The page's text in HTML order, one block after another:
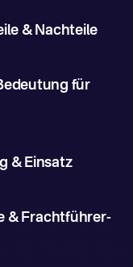
& Nachteile
für
& Einsatz
& Frachtführer-